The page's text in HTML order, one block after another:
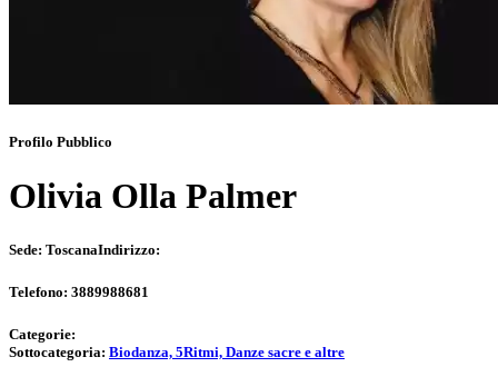
Profilo Pubblico
Olivia Olla Palmer
Sede: ToscanaIndirizzo:
Telefono: 3889988681
Categorie:
Sottocategoria: Biodanza, 5Ritmi, Danze sacre e altre